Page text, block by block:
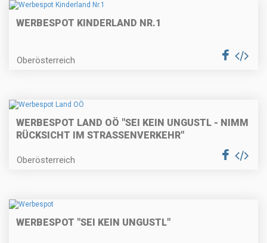
WERBESPOT KINDERLAND NR.1
Oberösterreich
WERBESPOT LAND OÖ "SEI KEIN UNGUSTL - NIMM
RÜCKSICHT IM STRASSENVERKEHR"
Oberösterreich
WERBESPOT "SEI KEIN UNGUSTL"